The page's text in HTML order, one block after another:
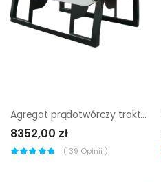
Agregat prądotwórczy traktorowy sumera motor e1s13md2 22kva
8352,00 zł
( 39 Opinii )